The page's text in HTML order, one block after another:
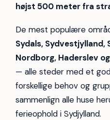
højst 500 meter fra
De mest populære
Sydals, Sydvestjylland,
Nordborg, Haderslev
— alle steder med et
forskellige behov og
sammenlign alle huse
ferieophold i Sydjylland.